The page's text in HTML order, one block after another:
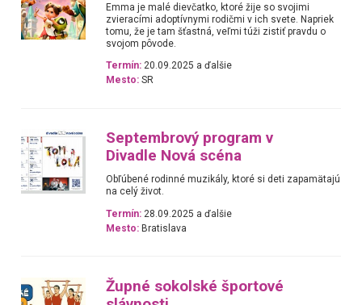
Emma je malé dievčatko, ktoré žije so svojimi
zvieracími adoptívnymi rodičmi v ich svete. Napriek
tomu, že je tam šťastná, veľmi túži zistiť pravdu o
svojom pôvode.
Termín: 20.09.2025 a ďalšie
Mesto: SR
Septembrový program v
Divadle Nová scéna
Obľúbené rodinné muzikály, ktoré si deti zapamätajú
na celý život.
Termín: 28.09.2025 a ďalšie
Mesto: Bratislava
Župné sokolské športové